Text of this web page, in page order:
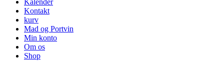
Kalender
Kontakt
kurv
Mad og Portvin
Min konto
Om os
Shop